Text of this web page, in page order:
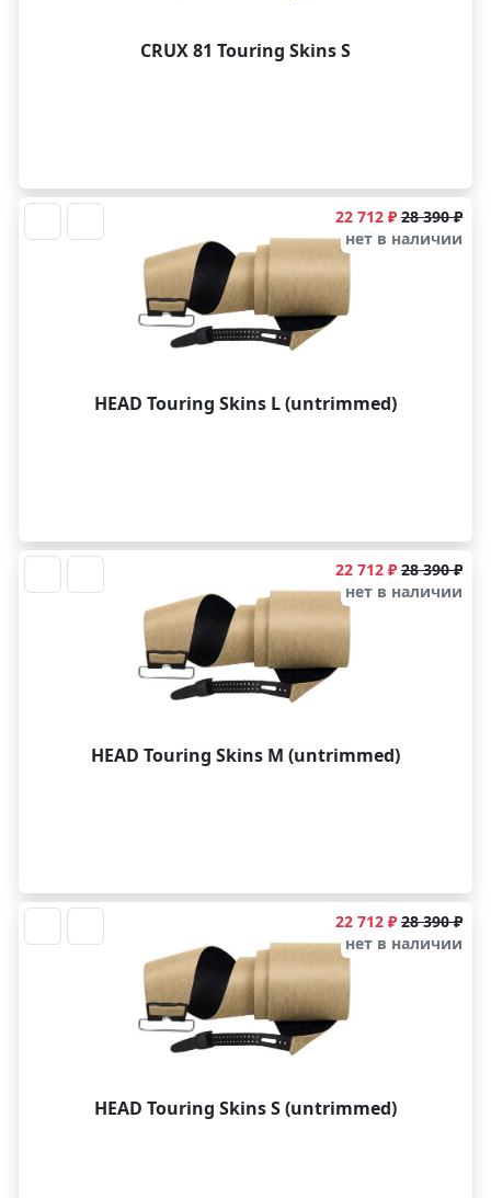
CRUX 81 Touring Skins S
22 712 ₽ 28 390 ₽
нет в наличии
HEAD Touring Skins L (untrimmed)
22 712 ₽ 28 390 ₽
нет в наличии
HEAD Touring Skins M (untrimmed)
22 712 ₽ 28 390 ₽
нет в наличии
HEAD Touring Skins S (untrimmed)